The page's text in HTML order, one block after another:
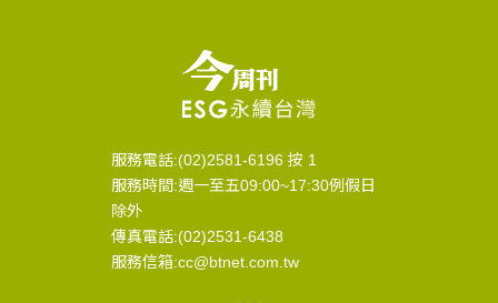
服務電話:(02)2581-6196 按 1
服務時間:週一至五09:00~17:30例假日
除外
傳真電話:(02)2531-6438
服務信箱:cc@btnet.com.tw